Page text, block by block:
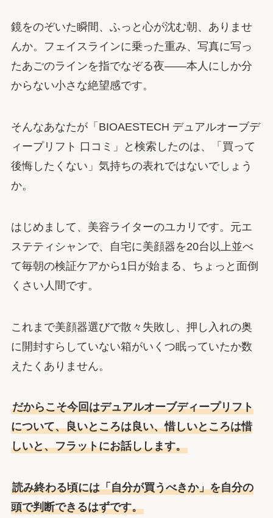
鏡をのぞいた瞬間、ふっと心が沈む朝、ありませ
んか。フェイスラインに乗った重み、写真に写っ
たあごのラインを指でなぞる夜――本人にしか分
からない小さな絶望感です。
そんなあなたが「BIOAESTECH デュアルオーブデ
ィープリフト 口コミ」と検索したのは、「買って
後悔したくない」気持ちの表れではないでしょう
か。
はじめまして、美容ライターのユカリです。元エ
ステティシャンで、自宅に美顔器を20台以上並べ
て毎朝の検証ケアから1日が始まる、ちょっと面倒
くさい人間です。
これまで美顔器選びで散々失敗し、押し入れの奥
に開封すらしていない箱がいくつ眠っていたか数
えたくありません。
だからこそ今回はデュアルオーブディープリフト
について、良いところは良い、惜しいところは惜
しいと、フラットにお話しします。
読み終わる頃には「自分が買うべきか」を自分の
頭で判断できるはずです。